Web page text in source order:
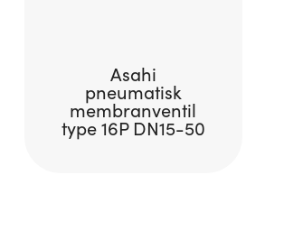
Asahi
pneumatisk
membranventil
type 16P DN15-50